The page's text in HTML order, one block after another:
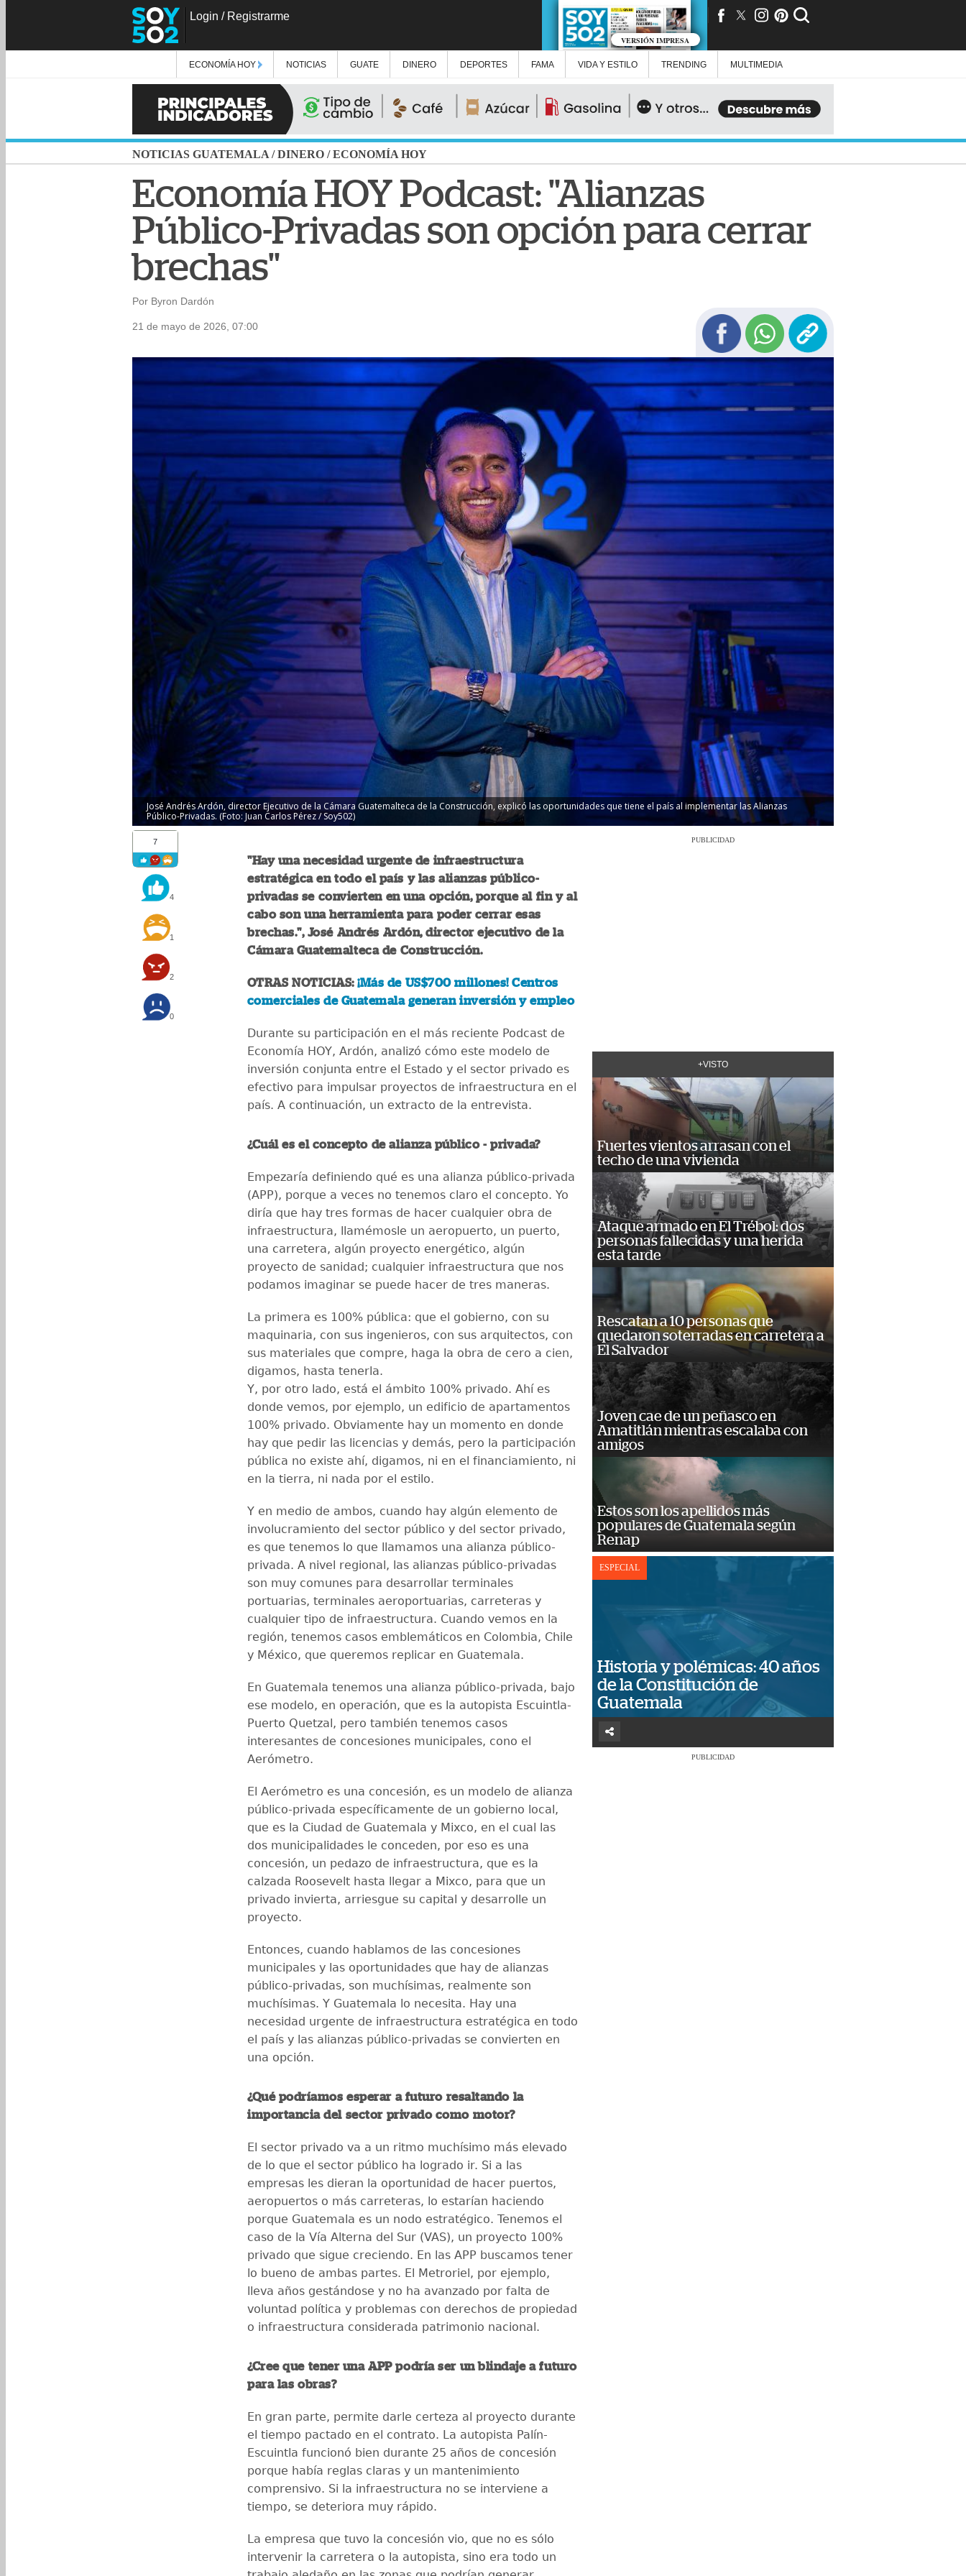
Login / Registrarme
VERSIÓN IMPRESA
ECONOMÍA HOY NOTICIAS GUATE DINERO DEPORTES FAMA VIDA Y ESTILO TRENDING MULTIMEDIA
NOTICIAS GUATEMALA /DINERO /ECONOMÍA HOY
Economía HOY Podcast: "Alianzas
Público-Privadas son opción para cerrar
brechas"
Por Byron Dardón
21 de mayo de 2026, 07:00
José Andrés Ardón, director Ejecutivo de la Cámara Guatemalteca de la Construcción, explicó las oportunidades que tiene el país al implementar las Alianzas
Público-Privadas. (Foto: Juan Carlos Pérez / Soy502)
7
4
1
2
0
"Hay una necesidad urgente de infraestructura
estratégica en todo el país y las alianzas público-
privadas se convierten en una opción, porque al fin y al
cabo son una herramienta para poder cerrar esas
brechas.", José Andrés Ardón, director ejecutivo de la
Cámara Guatemalteca de Construcción.
OTRAS NOTICIAS:¡Más de US$700 millones! Centros
comerciales de Guatemala generan inversión y empleo
Durante su participación en el más reciente Podcast de
Economía HOY, Ardón, analizó cómo este modelo de
inversión conjunta entre el Estado y el sector privado es
efectivo para impulsar proyectos de infraestructura en el
país. A continuación, un extracto de la entrevista.
¿Cuál es el concepto de alianza público - privada?
Empezaría definiendo qué es una alianza público-privada
(APP), porque a veces no tenemos claro el concepto. Yo
diría que hay tres formas de hacer cualquier obra de
infraestructura, llamémosle un aeropuerto, un puerto,
una carretera, algún proyecto energético, algún
proyecto de sanidad; cualquier infraestructura que nos
podamos imaginar se puede hacer de tres maneras.
La primera es 100% pública: que el gobierno, con su
maquinaria, con sus ingenieros, con sus arquitectos, con
sus materiales que compre, haga la obra de cero a cien,
digamos, hasta tenerla.
Y, por otro lado, está el ámbito 100% privado. Ahí es
donde vemos, por ejemplo, un edificio de apartamentos
100% privado. Obviamente hay un momento en donde
hay que pedir las licencias y demás, pero la participación
pública no existe ahí, digamos, ni en el financiamiento, ni
en la tierra, ni nada por el estilo.
Y en medio de ambos, cuando hay algún elemento de
involucramiento del sector público y del sector privado,
es que tenemos lo que llamamos una alianza público-
privada. A nivel regional, las alianzas público-privadas
son muy comunes para desarrollar terminales
portuarias, terminales aeroportuarias, carreteras y
cualquier tipo de infraestructura. Cuando vemos en la
región, tenemos casos emblemáticos en Colombia, Chile
y México, que queremos replicar en Guatemala.
En Guatemala tenemos una alianza público-privada, bajo
ese modelo, en operación, que es la autopista Escuintla-
Puerto Quetzal, pero también tenemos casos
interesantes de concesiones municipales, cono el
Aerómetro.
El Aerómetro es una concesión, es un modelo de alianza
público-privada específicamente de un gobierno local,
que es la Ciudad de Guatemala y Mixco, en el cual las
dos municipalidades le conceden, por eso es una
concesión, un pedazo de infraestructura, que es la
calzada Roosevelt hasta llegar a Mixco, para que un
privado invierta, arriesgue su capital y desarrolle un
proyecto.
Entonces, cuando hablamos de las concesiones
municipales y las oportunidades que hay de alianzas
público-privadas, son muchísimas, realmente son
muchísimas. Y Guatemala lo necesita. Hay una
necesidad urgente de infraestructura estratégica en todo
el país y las alianzas público-privadas se convierten en
una opción.
¿Qué podríamos esperar a futuro resaltando la
importancia del sector privado como motor?
El sector privado va a un ritmo muchísimo más elevado
de lo que el sector público ha logrado ir. Si a las
empresas les dieran la oportunidad de hacer puertos,
aeropuertos o más carreteras, lo estarían haciendo
porque Guatemala es un nodo estratégico. Tenemos el
caso de la Vía Alterna del Sur (VAS), un proyecto 100%
privado que sigue creciendo. En las APP buscamos tener
lo bueno de ambas partes. El Metroriel, por ejemplo,
lleva años gestándose y no ha avanzado por falta de
voluntad política y problemas con derechos de propiedad
o infraestructura considerada patrimonio nacional.
¿Cree que tener una APP podría ser un blindaje a futuro
para las obras?
En gran parte, permite darle certeza al proyecto durante
el tiempo pactado en el contrato. La autopista Palín-
Escuintla funcionó bien durante 25 años de concesión
porque había reglas claras y un mantenimiento
comprensivo. Si la infraestructura no se interviene a
tiempo, se deteriora muy rápido.
La empresa que tuvo la concesión vio, que no es sólo
intervenir la carretera o la autopista, sino era todo un
PUBLICIDAD
+VISTO
Fuertes vientos arrasan con el
techo de una vivienda
Ataque armado en El Trébol: dos
personas fallecidas y una herida
esta tarde
Rescatan a 10 personas que
quedaron soterradas en carretera a
El Salvador
Joven cae de un peñasco en
Amatitlán mientras escalaba con
amigos
Estos son los apellidos más
populares de Guatemala según
Renap
ESPECIAL
Historia y polémicas: 40 años
de la Constitución de
Guatemala
PUBLICIDAD